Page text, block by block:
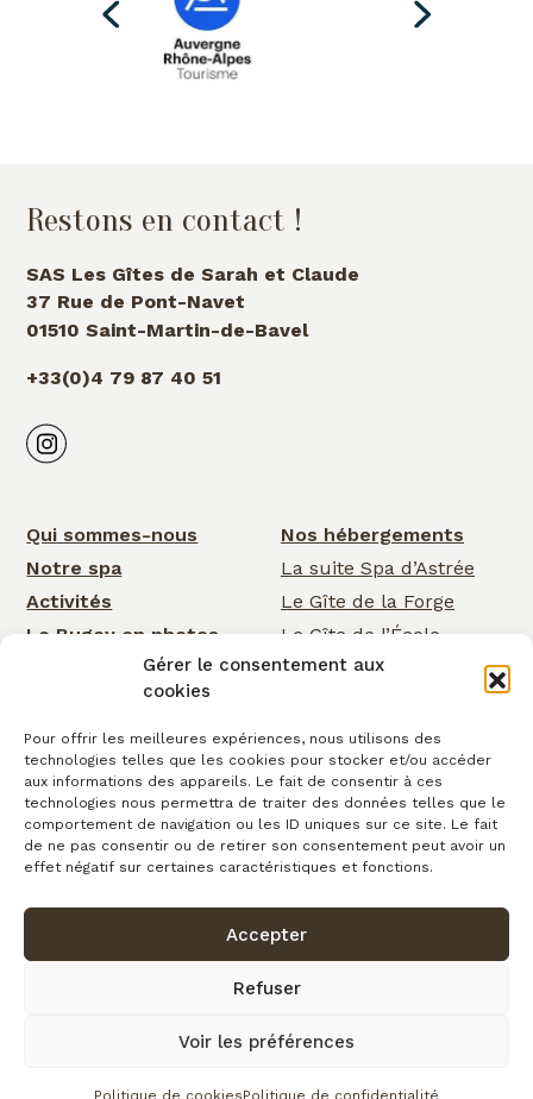
Gérer le consentement aux
cookies
Pour offrir les meilleures expériences, nous utilisons des
technologies telles que les cookies pour stocker et/ou accéder
aux informations des appareils. Le fait de consentir à ces
technologies nous permettra de traiter des données telles que le
comportement de navigation ou les ID uniques sur ce site. Le fait
de ne pas consentir ou de retirer son consentement peut avoir un
effet négatif sur certaines caractéristiques et fonctions.
Accepter
Refuser
Voir les préférences
Politique de cookiesPolitique de confidentialité
Restons en contact !
SAS Les Gîtes de Sarah et Claude
37 Rue de Pont-Navet
01510 Saint-Martin-de-Bavel
+33(0)4 79 87 40 51
Qui sommes-nous
Notre spa
Activités
Le Bugey en photos
Nos services
Événementiel
Actualités
Cartes cadeaux
Contact
Nos hébergements
La suite Spa d’Astrée
Le Gîte de la Forge
Le Gîte de l’École
Le Gîte de la Cascade
La Chambre de la
Cascade
La Chambre d’Astrée
Le Gîte de
Clairefontaine
Conditions générales de vente
Plan du site
fait avec par l’Agence IDCOM